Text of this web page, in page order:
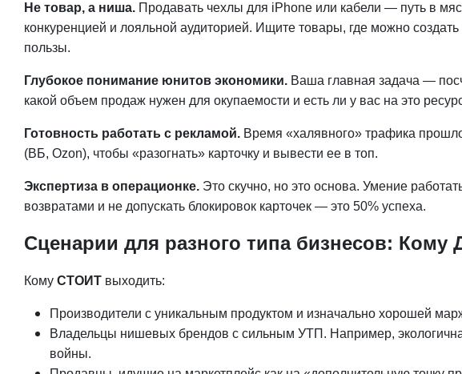
Не товар, а ниша. Продавать чехлы для iPhone или кабели — путь в
конкуренцией и лояльной аудиторией. Ищите товары, где можно
пользы.
Глубокое понимание юнитов экономики. Ваша главная задача —
какой объем продаж нужен для окупаемости и есть ли у вас на это
Готовность работать с рекламой. Время «халявного» трафика
(ВБ, Ozon), чтобы «разогнать» карточку и вывести ее в топ.
Экспертиза в операционке. Это скучно, но это основа. Умение
возвратами и не допускать блокировок карточек — это 50% успеха.
Сценарии для разного типа бизнесов:
Кому СТОИТ выходить:
Производители с уникальным продуктом и изначально хорошей
Владельцы нишевых брендов с сильным УТП. Например,
войны.